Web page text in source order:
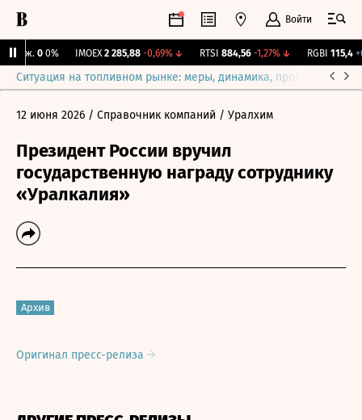
Войти
Бирж. 0 0% IMOEX 2 285,88 -0,69%↓ RTSI 884,56 -1,27%↓ RGBI 115,4
Ситуация на топливном рынке: меры, динамика, прогнозы
12 июня 2026 / Справочник компаний / Уралхим
Президент России вручил
государственную награду сотруднику
«Уралкалия»
Архив
Оригинал пресс-релиза